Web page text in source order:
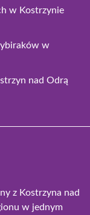
w Kostrzynie
w
nad Odrą
z Kostrzyna nad
w jednym